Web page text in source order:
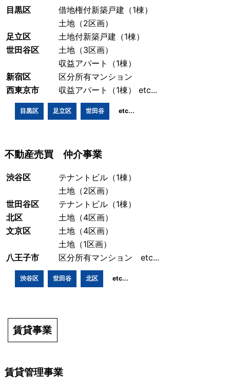
目黒区
借地権付新築戸建（1棟）
土地（2区画）
足立区
土地付新築戸建（1棟）
世田谷区
土地（3区画）
収益アパート（1棟）
新宿区
区分所有マンション
西東京市
収益アパート（1棟） etc...
目黒区 足立区 世田谷 etc...
不動産売買 仲介事業
渋谷区
テナントビル（1棟）
土地（2区画）
世田谷区
テナントビル（1棟）
北区
土地（4区画）
文京区
土地（4区画）
土地（1区画）
八王子市
区分所有マンション etc...
渋谷区 世田谷 北区 etc...
賃貸事業
賃貸管理事業